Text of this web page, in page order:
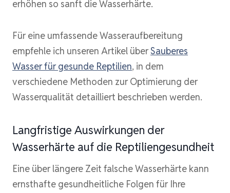
erhöhen so sanft die Wasserhärte.
Für eine umfassende Wasseraufbereitung
empfehle ich unseren Artikel überSauberes
Wasser für gesunde Reptilien, in dem
verschiedene Methoden zur Optimierung der
Wasserqualität detailliert beschrieben werden.
Langfristige Auswirkungen der
Wasserhärte auf die Reptiliengesundheit
Eine über längere Zeit falsche Wasserhärte kann
ernsthafte gesundheitliche Folgen für Ihre